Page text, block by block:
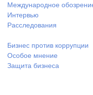
Международное
Интервью
Расследования
Бизнес против коррупции
Особое мнение
Защита бизнеса